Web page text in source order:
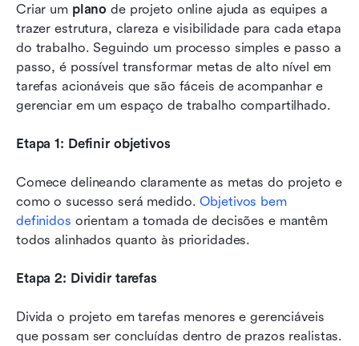
Criar um plano de projeto online ajuda as equipes a
trazer estrutura, clareza e visibilidade para cada etapa
do trabalho. Seguindo um processo simples e passo a
passo, é possível transformar metas de alto nível em
tarefas acionáveis que são fáceis de acompanhar e
gerenciar em um espaço de trabalho compartilhado.
Etapa 1: Definir objetivos
Comece delineando claramente as metas do projeto e
como o sucesso será medido. Objetivos bem
definidos orientam a tomada de decisões e mantêm
todos alinhados quanto às prioridades.
Etapa 2: Dividir tarefas
Divida o projeto em tarefas menores e gerenciáveis
que possam ser concluídas dentro de prazos realistas.